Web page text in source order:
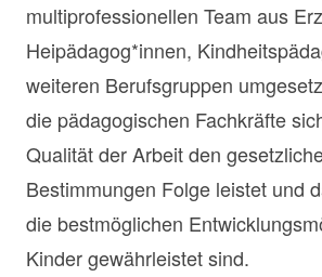
multiprofessionellen Team aus
Heipädagog*innen,
weiteren Berufsgruppen
die pädagogischen Fachkräfte
Qualität der Arbeit den
Bestimmungen Folge leistet und
die bestmöglichen
Kinder gewährleistet sind.